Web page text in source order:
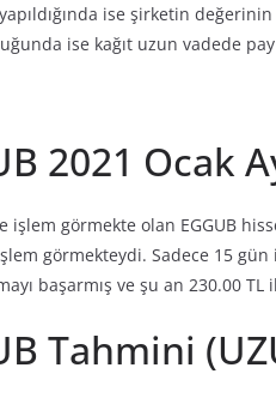
ise şirketin
ise kağıt uzun vadede
2021 Ocak
işlem görmekte olan EGGUB
görmekteydi. Sadece 15
başarmış ve şu an 230.00
Tahmini